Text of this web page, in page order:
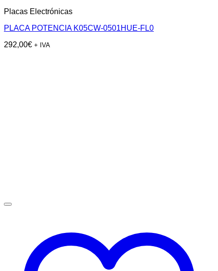
Placas Electrónicas
PLACA POTENCIA K05CW-0501HUE-FL0
292,00€ + IVA